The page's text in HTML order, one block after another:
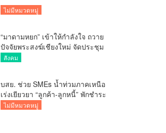
ไม่มีหมวดหมู่
“มาดามหยก” เข้าให้กำลังใจ ถวาย
ปัจจัยพระสงฆ์เชียงใหม่ จัดประชุม
ทำบัญชีรายรับรายจ่ายของวัด กว่า
สังคม
บสย. ช่วย SMEs น้ำท่วมภาคเหนือ
เร่งเยียวยา “ลูกค้า-ลูกหนี้” พักชำระ
ค่าธรรมเนียม-ค่างวด
ไม่มีหมวดหมู่